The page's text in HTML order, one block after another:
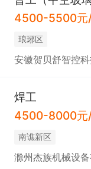
4500-5500元
琅琊区
安徽贺贝舒智控
焊工
4500-8000元
南谯新区
滁州杰族机械设